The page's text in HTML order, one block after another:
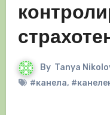
By Tanya
#канела,